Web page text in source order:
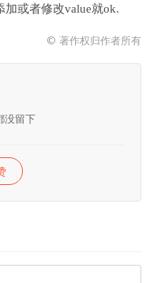
加或者修改value就ok.
© 著作权归作者所有
没留下